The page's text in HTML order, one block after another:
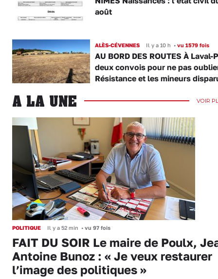
août
ALÈS-CÉVENNES Il y a 10 h •vu 1579 fois
AU BORD DES ROUTES À Laval-
deux convois pour ne pas
Résistance et les mineurs
A LA UNE VOIR
POLITIQUE Il y a 52 min • vu 97 fois
FAIT DU SOIR Le maire de Poulx,
Antoine Bunoz : « Je veux restaurer
l’image des politiques »